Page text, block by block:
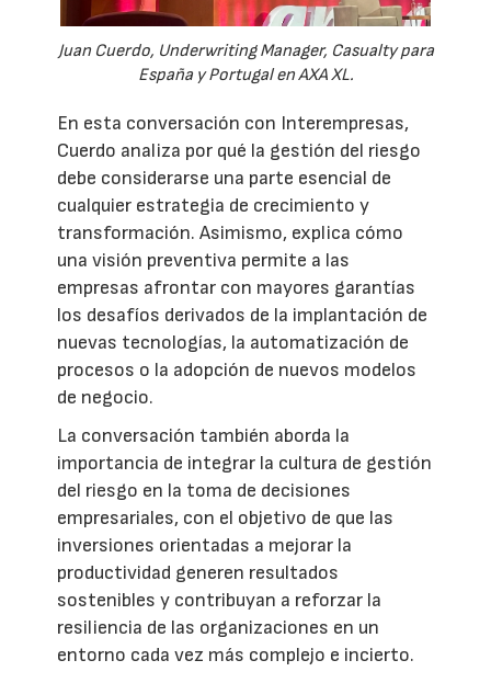
Juan Cuerdo, Underwriting Manager, Casualty para
España y Portugal en AXA XL.
En esta conversación con Interempresas,
Cuerdo analiza por qué la gestión del riesgo
debe considerarse una parte esencial de
cualquier estrategia de crecimiento y
transformación. Asimismo, explica cómo
una visión preventiva permite a las
empresas afrontar con mayores garantías
los desafíos derivados de la implantación de
nuevas tecnologías, la automatización de
procesos o la adopción de nuevos modelos
de negocio.
La conversación también aborda la
importancia de integrar la cultura de gestión
del riesgo en la toma de decisiones
empresariales, con el objetivo de que las
inversiones orientadas a mejorar la
productividad generen resultados
sostenibles y contribuyan a reforzar la
resiliencia de las organizaciones en un
entorno cada vez más complejo e incierto.